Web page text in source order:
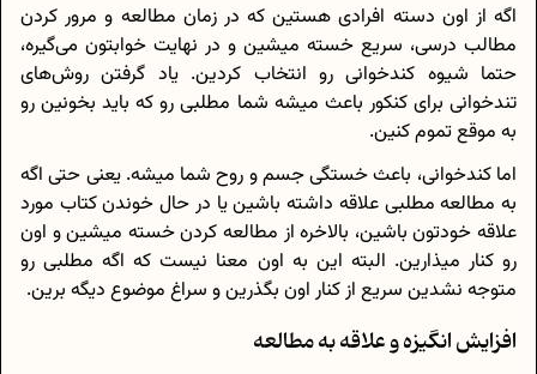
اگه از اون دسته افرادی هستین که در زمان مطالعه و مرور کردن
مطالب درسی، سریع خسته میشین و در نهایت خوابتون می‌گیره،
حتما شیوه کندخوانی رو انتخاب کردین. یاد گرفتن روش‌های
تندخوانی برای کنکور باعث میشه شما مطلبی رو که باید بخونین رو
به موقع تموم کنین.
اما کندخوانی، باعث خستگی جسم و روح شما میشه. یعنی حتی اگه
به مطالعه مطلبی علاقه داشته باشین یا در حال خوندن کتاب مورد
علاقه خودتون باشین، بالاخره از مطالعه کردن خسته میشین و اون
رو کنار میذارین. البته این به اون معنا نیست که اگه مطلبی رو
متوجه نشدین سریع از کنار اون بگذرین و سراغ موضوع دیگه برین.
افزایش انگیزه و علاقه به مطالعه